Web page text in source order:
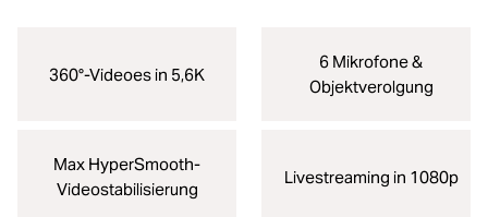
360°-Videoes in 5,6K
6 Mikrofone &
Objektverolgung
Max HyperSmooth-
Videostabilisierung
Livestreaming in 1080p